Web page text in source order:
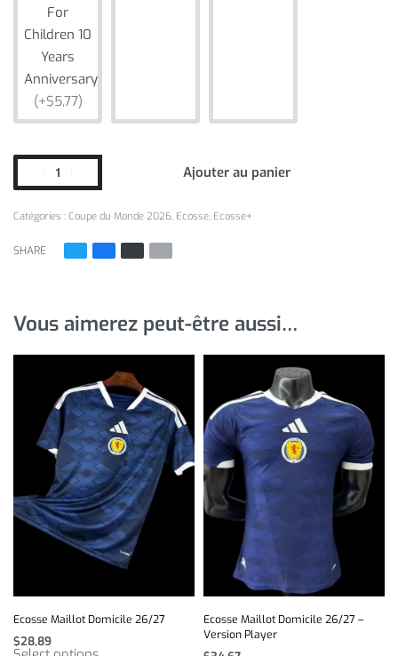
For
Children 10
Years
Anniversary
(+$5,77)
Ajouter au panier
Catégories : Coupe du Monde 2026, Ecosse, Ecosse+
SHARE
Vous aimerez peut-être aussi…
Ecosse Maillot Domicile 26/27
$28,89
Ecosse Maillot Domicile 26/27 –
Version Player